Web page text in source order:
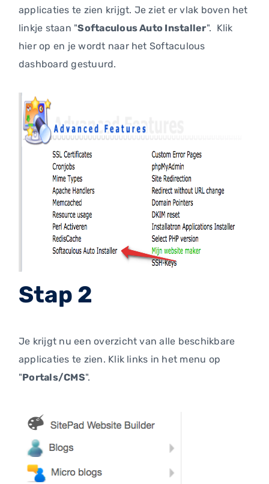
applicaties te zien krijgt. Je ziet er vlak boven het
linkje staan "Softaculous Auto Installer". Klik
hier op en je wordt naar het Softaculous
dashboard gestuurd.
Stap 2
Je krijgt nu een overzicht van alle beschikbare
applicaties te zien. Klik links in het menu op
"Portals/CMS".